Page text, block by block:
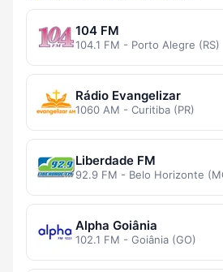
104 FM
104.1 FM - Porto Alegre (RS)
Rádio Evangelizar
1060 AM - Curitiba (PR)
Liberdade FM
92.9 FM - Belo Horizonte
Alpha Goiânia
102.1 FM - Goiânia (GO)